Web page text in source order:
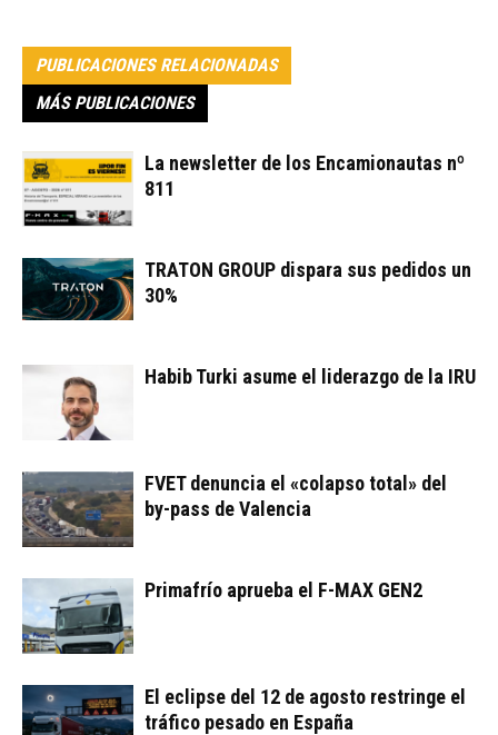
PUBLICACIONES RELACIONADAS
MÁS PUBLICACIONES
La newsletter de los Encamionautas nº
811
TRATON GROUP dispara sus pedidos un
30%
Habib Turki asume el liderazgo de la IRU
FVET denuncia el «colapso total» del
by-pass de Valencia
Primafrío aprueba el F-MAX GEN2
El eclipse del 12 de agosto restringe el
tráfico pesado en España